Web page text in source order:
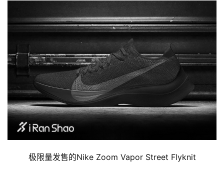
极限量发售的Nike Zoom Vapor Street Flyknit